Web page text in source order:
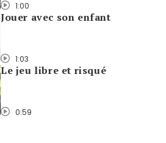
1:00
Jouer avec son enfant
1:03
Le jeu libre et risqué
0:59